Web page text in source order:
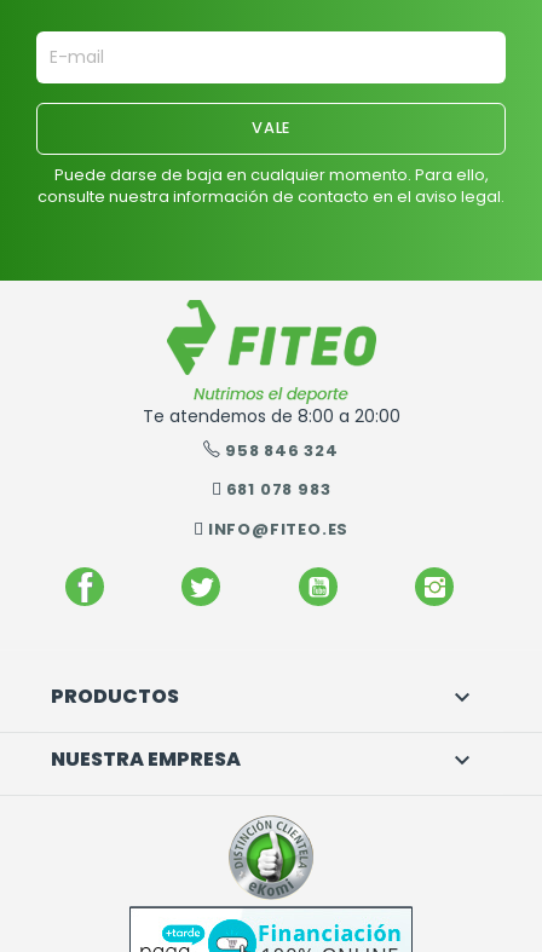
Puede darse de baja en cualquier momento. Para ello,
consulte nuestra información de contacto en el aviso legal.
Te atendemos de 8:00 a 20:00
958 846 324
681 078 983
INFO@FITEO.ES
FACEBOOK TWITTER YOUTUBE
PRODUCTOS 
NUESTRA EMPRESA 